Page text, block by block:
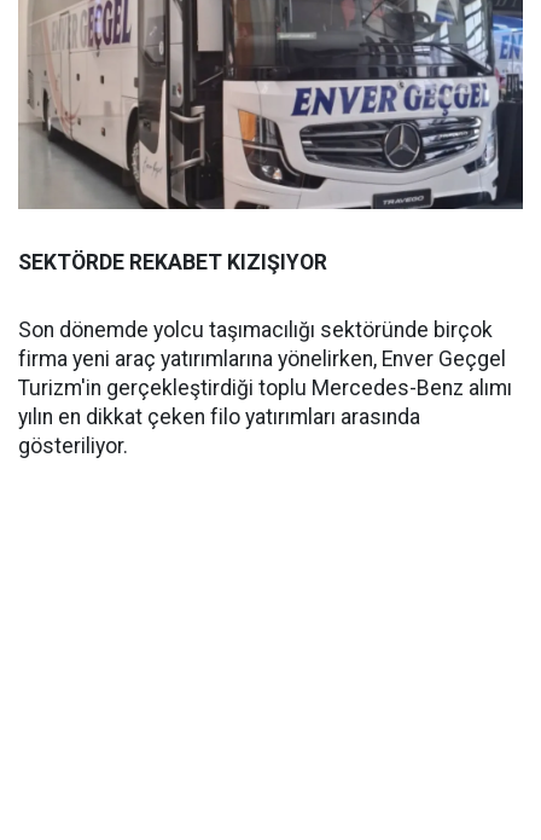
SEKTÖRDE REKABET KIZIŞIYOR
Son dönemde yolcu taşımacılığı sektöründe birçok
firma yeni araç yatırımlarına yönelirken, Enver Geçgel
Turizm'in gerçekleştirdiği toplu Mercedes-Benz alımı
yılın en dikkat çeken filo yatırımları arasında
gösteriliyor.